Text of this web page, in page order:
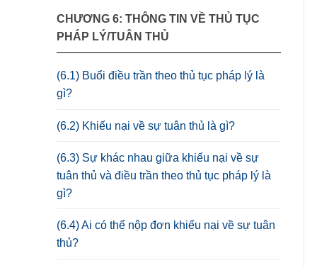
CHƯƠNG 6: THÔNG TIN VỀ THỦ TỤC
PHÁP LÝ/TUÂN THỦ
(6.1) Buổi điều trần theo thủ tục pháp lý là
gì?
(6.2) Khiếu nại về sự tuân thủ là gì?
(6.3) Sự khác nhau giữa khiếu nại về sự
tuân thủ và điều trần theo thủ tục pháp lý là
gì?
(6.4) Ai có thể nộp đơn khiếu nại về sự tuân
thủ?